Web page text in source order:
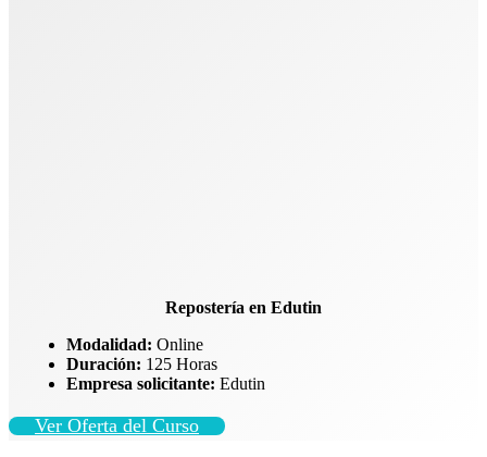
Repostería en Edutin
Modalidad: Online
Duración: 125 Horas
Empresa solicitante: Edutin
Ver Oferta del Curso